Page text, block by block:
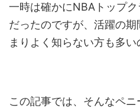
一時は確かにNBAトップ
だったのですが、活躍の
まりよく知らない方も多
この記事では、そんなペ